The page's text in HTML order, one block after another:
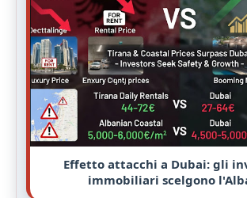
Effetto attacchi a Dubai: gli
immobiliari scelgono